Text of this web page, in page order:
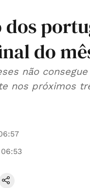
do
não
nos próximos